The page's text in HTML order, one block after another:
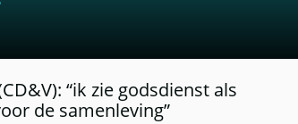
“ik zie godsdienst als
de samenleving”